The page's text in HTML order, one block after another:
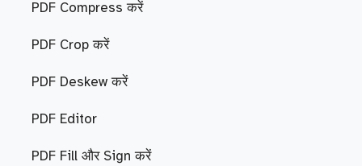
PDF Compress करें
PDF Crop करें
PDF Deskew करें
PDF Editor
PDF Fill और Sign करें